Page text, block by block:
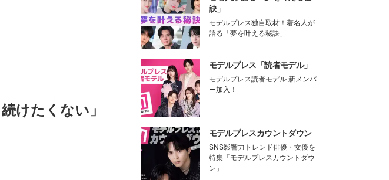
けたくない」
訣」
モデルプレス独自取材！著名人が
語る「夢を叶える秘訣」
モデルプレス「読者モデル」
モデルプレス読者モデル 新メンバ
ー加入！
モデルプレスカウントダウン
SNS影響力トレンド俳優・女優を
特集「モデルプレスカウントダウ
ン」